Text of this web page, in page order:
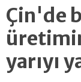
Çin'de
yarıyı